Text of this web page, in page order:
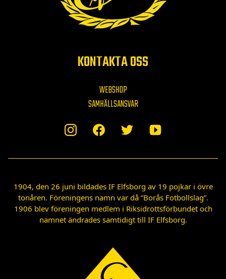
KONTAKTA OSS
WEBSHOP
SAMHÄLLSANSVAR
1904, den 26 juni bildades IF Elfsborg av 19 pojkar i övre
tonåren. Föreningens namn var då ”Borås Fotbollslag”.
1906 blev föreningen medlem i Riksidrottsförbundet och
namnet ändrades samtidigt till IF Elfsborg.